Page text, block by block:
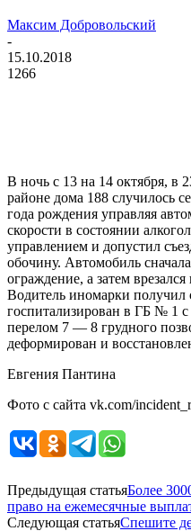
Максим Добровольский
-
15.10.2018
1266
В ночь с 13 на 14 октября, в
районе дома 188 случилось
года рождения управляя
скорости в состоянии
управлением и допустил
обочину. Автомобиль
ограждение, а затем
Водитель иномарки получил
госпитализирован в ГБ № 1
перелом 7 — 8 грудного
деформирован и
Евгения Пантина
Фото с сайта vk.com/
Предыдущая статьяБолее
право на ежемесячные
Следующая статьяСпешите